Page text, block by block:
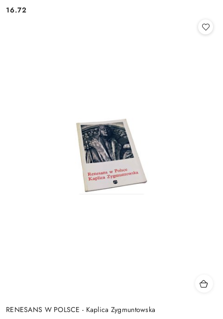
Cena:
16.72
RENESANS W POLSCE - Kaplica Zygmuntowska